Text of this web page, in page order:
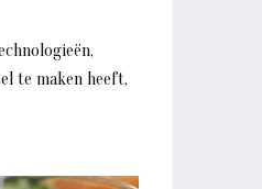
te maken heeft,